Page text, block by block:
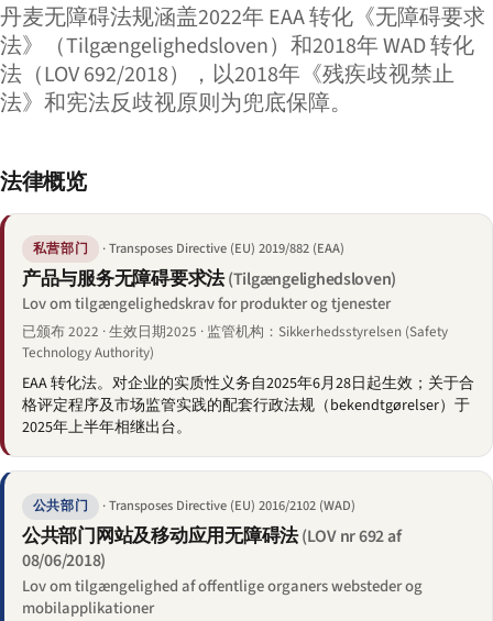
丹麦无障碍法规涵盖2022年 EAA 转化《无障碍要求
法》（Tilgængelighedsloven）和2018年 WAD 转化
法（LOV 692/2018），以2018年《残疾歧视禁止
法》和宪法反歧视原则为兜底保障。
法律概览
私营部门 · Transposes Directive (EU) 2019/882 (EAA)
产品与服务无障碍要求法(Tilgængelighedsloven)
Lov om tilgængelighedskrav for produkter og tjenester
已颁布 2022 · 生效日期2025 · 监管机构：Sikkerhedsstyrelsen (Safety
Technology Authority)
EAA 转化法。对企业的实质性义务自2025年6月28日起生效；关于合
格评定程序及市场监管实践的配套行政法规（bekendtgørelser）于
2025年上半年相继出台。
公共部门 · Transposes Directive (EU) 2016/2102 (WAD)
公共部门网站及移动应用无障碍法(LOV nr 692 af
08/06/2018)
Lov om tilgængelighed af offentlige organers websteder og
mobilapplikationer